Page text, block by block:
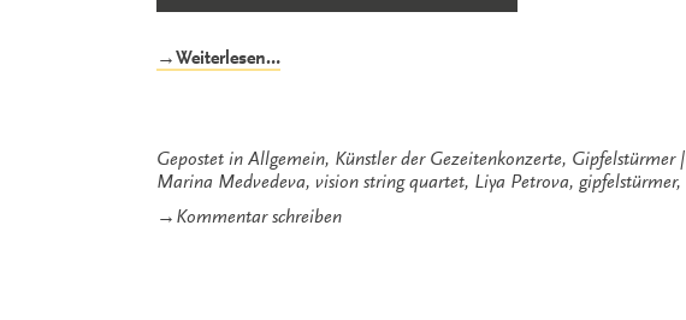
→Weiterlesen…„Die
Gipfelstürmer
2014“
Gepostet in Allgemein, Künstler der Gezeitenkonzerte, Gipfelstürmer
Marina Medvedeva, vision string quartet, Liya Petrova, gipfelstürmer,
→ Kommentar schreibenzu